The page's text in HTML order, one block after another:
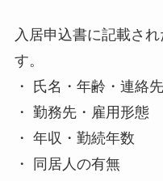
入居申込書に記載さ
す。
・ 氏名・年齢・連絡先
・ 勤務先・雇用形態
・ 年収・勤続年数
・ 同居人の有無